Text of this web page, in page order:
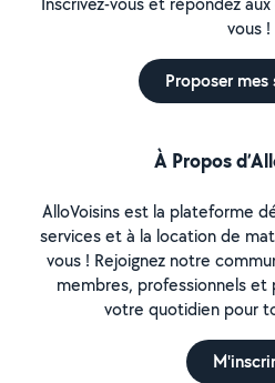
vous !
Proposer mes
À Propos
AlloVoisins est la plateforme
services et à la location de
vous ! Rejoignez notre
membres, professionnels
votre quotidien pour